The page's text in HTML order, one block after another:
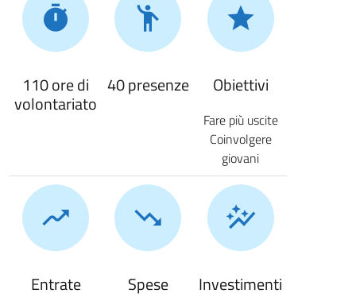
110 ore di
volontariato
40 presenze Obiettivi
Fare più uscite
Coinvolgere
giovani
Entrate Spese Investimenti